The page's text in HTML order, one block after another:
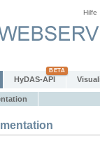
Hilfe
HyDAS-API